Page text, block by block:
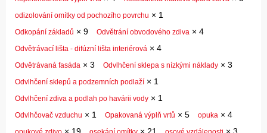
odizolování omítky od pochozího povrchu × 1
Odkopání základů × 9 Odvětrání obvodového zdiva × 4
Odvětrávací lišta - difúzní lišta interiérová × 4
Odvětrávaná fasáda × 3 Odvlhčení sklepa s nízkými náklady × 3
Odvlhčení sklepů a podzemních podlaží × 1
Odvlhčení zdiva a podlah po havárii vody × 1
Odvlhčovač vzduchu × 1 Opakovaná výplň vrtů × 5 opuka × 4